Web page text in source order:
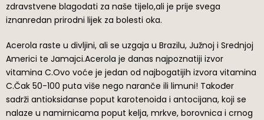
zdravstvene blagodati za naše tijelo,ali je prije svega
iznanredan prirodni lijek za bolesti oka.
Acerola raste u divljini, ali se uzgaja u Brazilu, Južnoj i Srednjoj
Americi te Jamajci.Acerola je danas najpoznatiji izvor
vitamina C.Ovo voće je jedan od najbogatijih izvora vitamina
C.Čak 50-100 puta više nego naranče ili limuni! Također
sadrži antioksidanse poput karotenoida i antocijana, koji se
nalaze u namirnicama poput kelja, mrkve, borovnica i crnog